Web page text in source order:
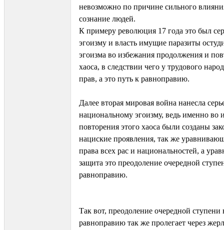
невозможно по причине сильного
сознание людей.
К примеру революция 17 года это был
эгоизму и власть имущие паразиты
эгоизма во избежания продолжения и
хаоса, в следствии чего у трудового
прав, а это путь к равноправию.
Далее вторая мировая война нанесла
национальному эгоизму, ведь именно во
повторения этого хаоса были созданы
нациские проявления, так же
права всех рас и национальностей, а
защита это преодоление очередной
равноправию.
Так вот, преодоление очередной ступени
равноправию так же пролегает через